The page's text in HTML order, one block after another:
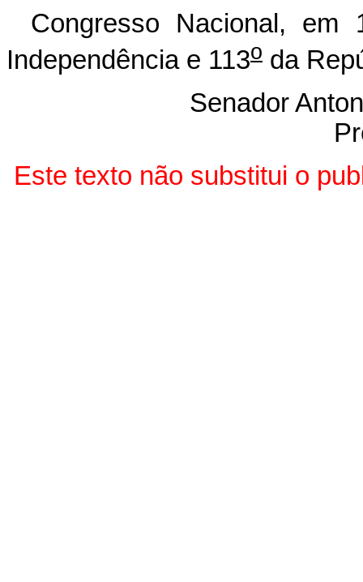
Congresso Nacional,
Independência e 113o da
Senador
Este texto não substitui o